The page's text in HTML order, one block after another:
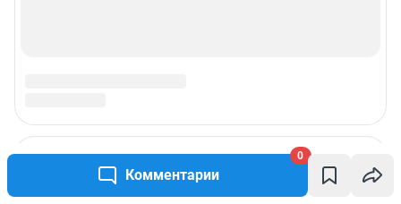
Комментарии
0